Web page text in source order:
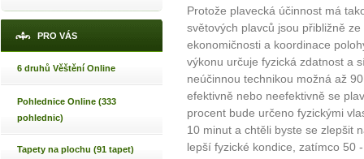
PRO VÁS
6 druhů Věštění Online
Pohlednice Online (333
pohlednic)
Tapety na plochu (91 tapet)
Protože plavecká účinnost má
světových plavců jsou přibližně
ekonomičnosti a koordinace
výkonu určuje fyzická zdatnost a
neúčinnou technikou možná až
efektivně nebo neefektivně se
procent bude určeno fyzickými
10 minut a chtěli byste se zlepšit
lepší fyzické kondice, zatímco 50